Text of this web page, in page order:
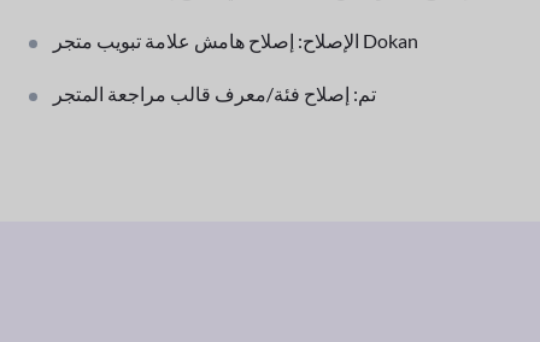
الإصلاح: إصلاح هامش علامة تبويب متجر Dokan
تم: إصلاح فئة/معرف قالب مراجعة المتجر